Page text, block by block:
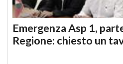
Emergenza Asp 1,
Regione: chiesto un